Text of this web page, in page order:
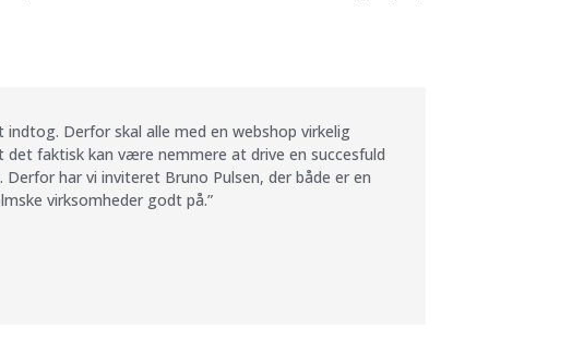
Derfor skal alle med en webshop virkelig
faktisk kan være nemmere at drive en succesfuld
har vi inviteret Bruno Pulsen, der både er en
virksomheder godt på.”